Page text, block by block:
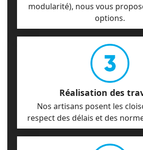
modularité), nous vous
options.
Réalisation des
Nos artisans posent les
respect des délais et des